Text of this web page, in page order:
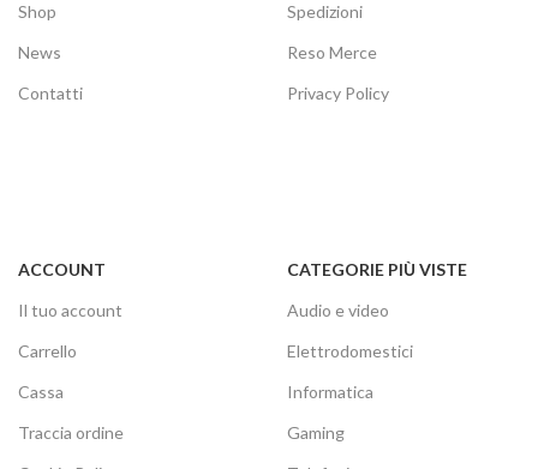
Shop
News
Contatti
Spedizioni
Reso Merce
Privacy Policy
ACCOUNT
Il tuo account
Carrello
Cassa
Traccia ordine
CATEGORIE PIÙ VISTE
Audio e video
Elettrodomestici
Informatica
Gaming